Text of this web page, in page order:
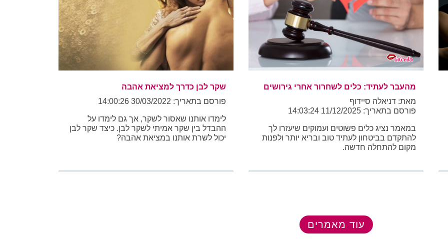
מהעבר לעתיד: כלים לשחרור אחרי גירושים
מאת: דניאלה סיידוף
פורסם בתאריך: 11/12/2025 14:03:24
במאמר נציג כלים פשוטים ועמוקים שיעזרו לך
להתקדם בביטחון לעתיד טוב ובריא יותר ולפנות
מקום להתחלה חדשה.
שקר לבן כדרך למציאת אהבה
פורסם בתאריך: 30/03/2022 14:00:26
לימדו אותנו שאסור לשקר, אך גם לימדו על
ההבדל בין שקר אמיתי לשקר לבן. כיצד שקר לבן
יכול לשרת אותנו במציאת אהבה?
עוד מאמרים